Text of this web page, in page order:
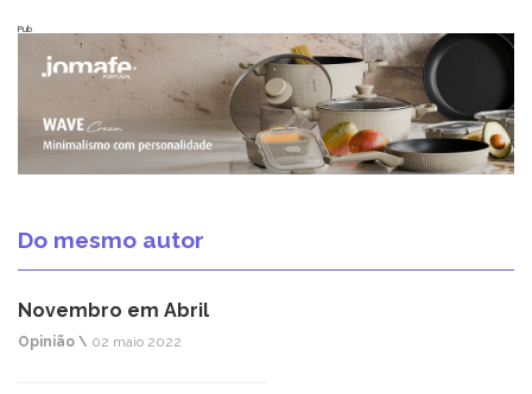
Pub
Do mesmo autor
Novembro em Abril
Opinião \ 02 maio 2022